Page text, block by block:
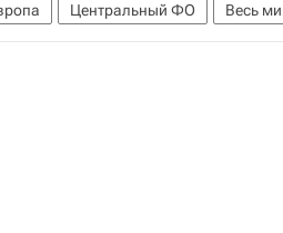
Центральный ФО Весь
Московский музей